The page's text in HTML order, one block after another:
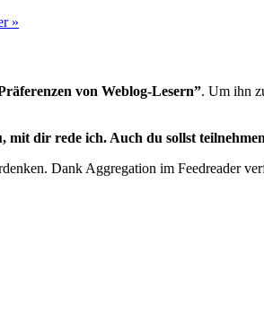
»
von Weblog-Lesern”. Um ihn
mit dir rede ich. Auch du sollst
Dank Aggregation im Feedreader